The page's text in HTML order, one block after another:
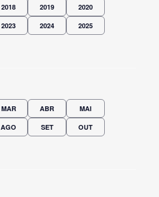
2018 2019 2020
2023 2024 2025
MAR ABR MAI
AGO SET OUT